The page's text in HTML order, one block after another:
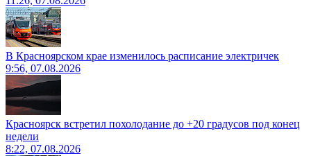
В Красноярском крае изменилось расписание электричек
9:56, 07.08.2026
Красноярск встретил похолодание до +20 градусов под конец
недели
8:22, 07.08.2026